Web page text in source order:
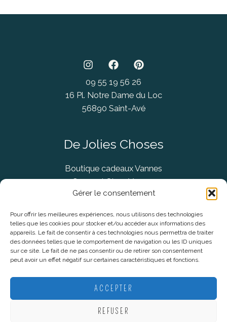
Gérer le consentement
Pour offrir les meilleures expériences, nous utilisons des technologies
telles que les cookies pour stocker et/ou accéder aux informations des
appareils. Le fait de consentir à ces technologies nous permettra de traiter
des données telles que le comportement de navigation ou les ID uniques
sur ce site. Le fait de ne pas consentir ou de retirer son consentement
peut avoir un effet négatif sur certaines caractéristiques et fonctions.
ACCEPTER
REFUSER
09 55 19 56 26
16 Pl. Notre Dame du Loc
56890 Saint-Avé
De Jolies Choses
Boutique cadeaux Vannes
Concept Store Vannes
Informations légales
CGV
Politique De Confidentialité
Plan du site